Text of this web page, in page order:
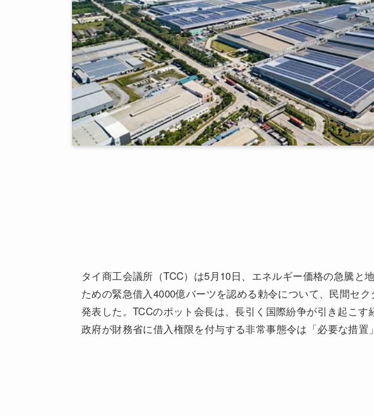
タイ商工会議所（TCC）は5月10日、エネルギー価格の急騰と
ための緊急借入4000億バーツを認める勅令について、民間セ
発表した。TCCのポット会長は、長引く国際紛争が引き起こす
政府が財務省に借入権限を付与する非常事態令は「必要な措置